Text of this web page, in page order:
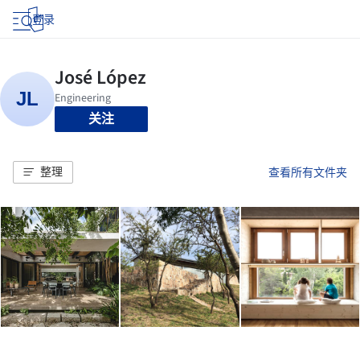
登录
关注
整理 查看所有文件夹